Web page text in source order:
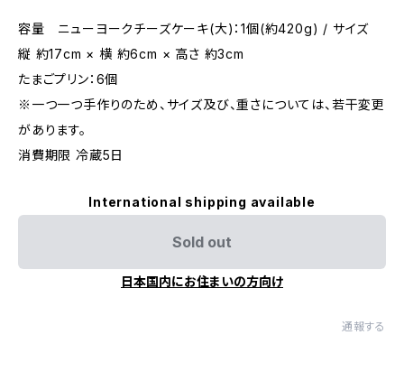
容量 ニューヨークチーズケーキ(大)：1個(約420g) / サイズ
縦 約17cm × 横 約6cm × 高さ 約3cm
たまごプリン：6個
※一つ一つ手作りのため、サイズ及び、重さについては、若干変更
があります。
消費期限 冷蔵5日
International shipping available
Sold out
日本国内にお住まいの方向け
通報する